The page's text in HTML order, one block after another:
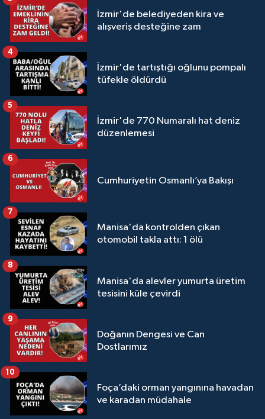
İzmir'de belediyeden kira ve
alışveriş desteğine zam
İzmir'de tartıştığı oğlunu pompalı
tüfekle öldürdü
4
İzmir'de 770 Numaralı hat deniz
düzenlemesi
5
Cumhuriyetin Osmanlı’ya Bakışı
6
Manisa'da kontrolden çıkan
otomobil takla attı: 1 ölü
7
Manisa'da alevler yumurta üretim
tesisini küle çevirdi
8
Doğanın Dengesi ve Can
Dostlarımız
9
Foça’daki orman yangınına havadan
ve karadan müdahale
10